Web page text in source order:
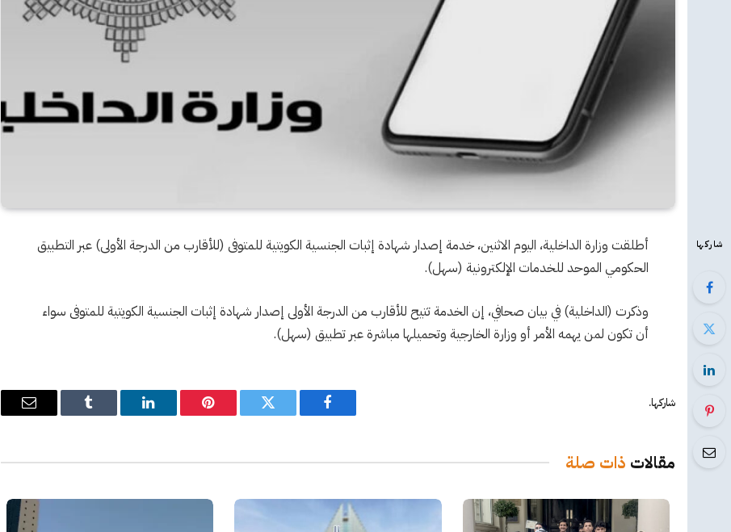
شاركها
أطلقت وزارة الداخلية، اليوم الاثنين، خدمة إصدار شهادة إثبات الجنسية الكويتية للمتوفى (للأقارب من الدرجة الأولى) عبر التطبيق
الحكومي الموحد للخدمات الإلكترونية (سهل).
وذكرت (الداخلية) في بيان صحافي، إن الخدمة تتيح للأقارب من الدرجة الأولى إصدار شهادة إثبات الجنسية الكويتية للمتوفى سواء
أن تكون لمن يهمه الأمر أو وزارة الخارجية وتحميلها مباشرة عبر تطبيق (سهل).
شاركها.
فيسبوك تويتر بينتيريستلينكدإن Tumblr
البريد
مقالات ذات صلة